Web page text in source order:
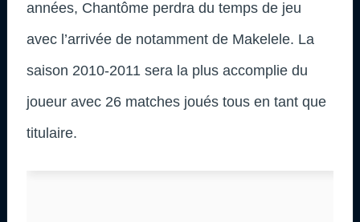
années, Chantôme perdra du temps de jeu
avec l’arrivée de notamment de Makelele. La
saison 2010-2011 sera la plus accomplie du
joueur avec 26 matches joués tous en tant que
titulaire.